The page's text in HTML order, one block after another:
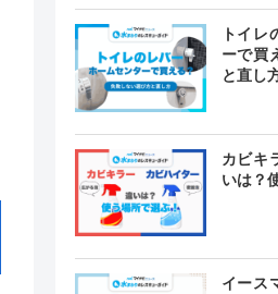
トイレ
ーで買
と直し
カビキ
いは？
イース